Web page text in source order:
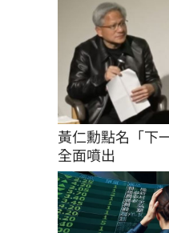
黃仁勳點名「下
全面噴出